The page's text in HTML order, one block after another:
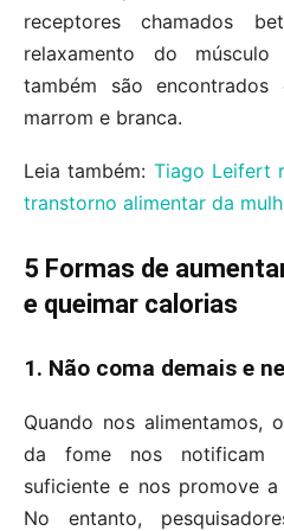
receptores chamados
relaxamento do
também são
marrom e branca.
Leia também: Tiago Leifert
transtorno alimentar da
5 Formas de
e queimar calorias
1. Não coma demais e
Quando nos alimentamos,
da fome nos notificam
suficiente e nos promove a
No entanto,